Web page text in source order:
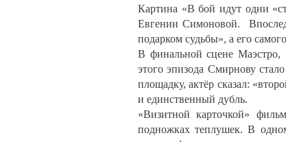
Картина «В бой идут одни
Евгении Симоновой.
подарком судьбы», а его
В финальной сцене
этого эпизода Смирнову
площадку, актёр сказал:
и единственный дубль.
«Визитной карточкой»
подножках теплушек. В